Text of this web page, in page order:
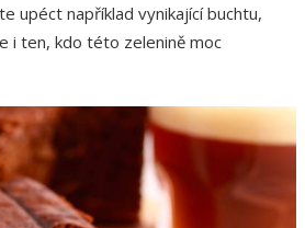
upéct například vynikající buchtu,
i ten, kdo této zelenině moc